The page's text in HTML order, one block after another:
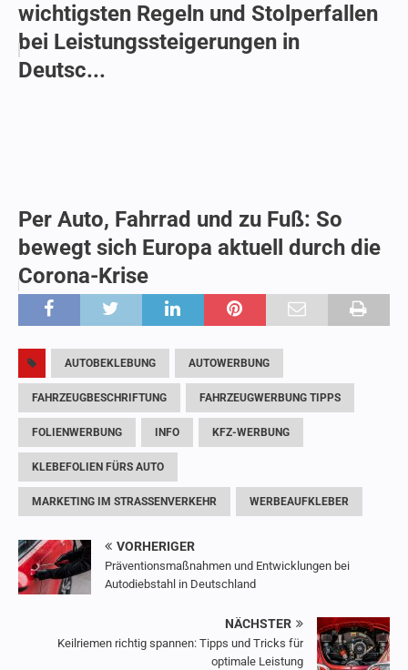
wichtigsten Regeln und Stolperfallen
bei Leistungssteigerungen in
Deutsc...
Per Auto, Fahrrad und zu Fuß: So
bewegt sich Europa aktuell durch die
Corona-Krise
AUTOBEKLEBUNG AUTOWERBUNG
FAHRZEUGBESCHRIFTUNG FAHRZEUGWERBUNG TIPPS
FOLIENWERBUNG INFO KFZ-WERBUNG
KLEBEFOLIEN FÜRS AUTO
MARKETING IM STRASSENVERKEHR WERBEAUFKLEBER
VORHERIGER
Präventionsmaßnahmen und Entwicklungen bei
Autodiebstahl in Deutschland
NÄCHSTER
Keilriemen richtig spannen: Tipps und Tricks für
optimale Leistung